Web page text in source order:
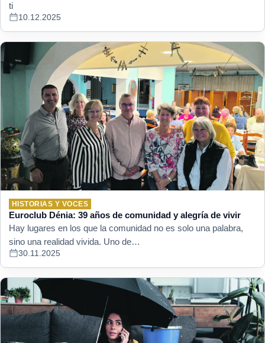
ti
10.12.2025
HISTORIAS Y VOCES
Euroclub Dénia: 39 años de comunidad y alegría de vivir
Hay lugares en los que la comunidad no es solo una palabra,
sino una realidad vivida. Uno de…
30.11.2025